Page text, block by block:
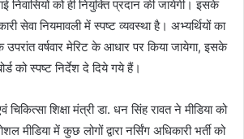
को ही नियुक्ति प्रदान की जायेगी। इसके
सेवा नियमावली में स्पष्ट व्यवस्था है। अभ्यर्थियों का
वर्षवार मेरिट के आधार पर किया जायेगा, इसके
को स्पष्ट निर्देश दे दिये गये हैं।
शिक्षा मंत्री डा. धन सिंह रावत ने मीडिया को
मीडिया में कुछ लोगों द्वारा नर्सिंग अधिकारी भर्ती को